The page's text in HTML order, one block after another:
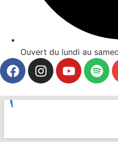
Ouvert du lundi au